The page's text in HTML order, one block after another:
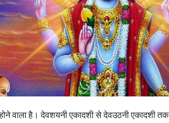
वाला है। देवशयनी एकादशी से देवउठनी एकादशी तक